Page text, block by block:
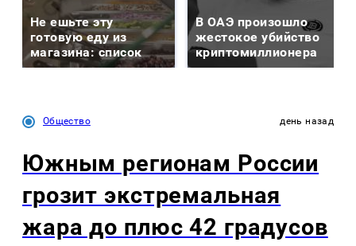
Не ешьте эту
готовую еду из
магазина: список
В ОАЭ произошло
жестокое убийство
криптомиллионера
Общество день назад
Южным регионам России
грозит экстремальная
жара до плюс 42 градусов